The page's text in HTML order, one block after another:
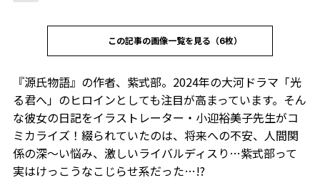
この記事の画像一覧を見る（6枚）
『源氏物語』の作者、紫式部。2024年の大河ドラマ「光
る君へ」のヒロインとしても注目が高まっています。そん
な彼女の日記をイラストレーター・小迎裕美子先生がコ
ミカライズ！綴られていたのは、将来への不安、人間関
係の深～い悩み、激しいライバルディスり…紫式部って
実はけっこうなこじらせ系だった…!?